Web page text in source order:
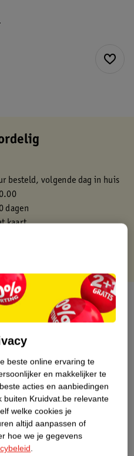
besteld, volgende dag in huis
dagen
kaart
heeft (nog) geen Nature
beste online ervaring te
en makkelijker te
acties en aanbiedingen
Kruidvat.be relevante
welke cookies je
altijd aanpassen of
hoe we je gegevens
.